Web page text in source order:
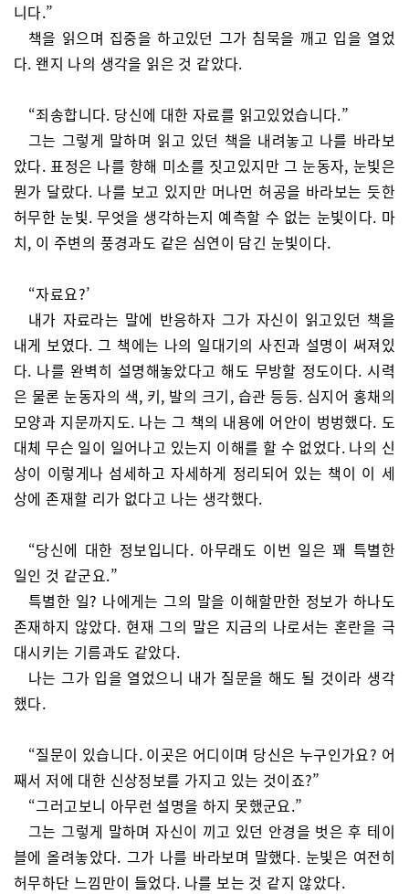
니다.”
책을 읽으며 집중을 하고있던 그가 침묵을 깨고 입을 열었
다. 왠지 나의 생각을 읽은 것 같았다.
“죄송합니다. 당신에 대한 자료를 읽고있었습니다.”
그는 그렇게 말하며 읽고 있던 책을 내려놓고 나를 바라보
았다. 표정은 나를 향해 미소를 짓고있지만 그 눈동자, 눈빛은
뭔가 달랐다. 나를 보고 있지만 머나먼 허공을 바라보는 듯한
허무한 눈빛. 무엇을 생각하는지 예측할 수 없는 눈빛이다. 마
치, 이 주변의 풍경과도 같은 심연이 담긴 눈빛이다.
“자료요?’
내가 자료라는 말에 반응하자 그가 자신이 읽고있던 책을
내게 보였다. 그 책에는 나의 일대기의 사진과 설명이 써져있
다. 나를 완벽히 설명해놓았다고 해도 무방할 정도이다. 시력
은 물론 눈동자의 색, 키, 발의 크기, 습관 등등. 심지어 홍채의
모양과 지문까지도. 나는 그 책의 내용에 어안이 벙벙했다. 도
대체 무슨 일이 일어나고 있는지 이해를 할 수 없었다. 나의 신
상이 이렇게나 섬세하고 자세하게 정리되어 있는 책이 이 세
상에 존재할 리가 없다고 나는 생각했다.
“당신에 대한 정보입니다. 아무래도 이번 일은 꽤 특별한
일인 것 같군요.”
특별한 일? 나에게는 그의 말을 이해할만한 정보가 하나도
존재하지 않았다. 현재 그의 말은 지금의 나로서는 혼란을 극
대시키는 기름과도 같았다.
나는 그가 입을 열었으니 내가 질문을 해도 될 것이라 생각
했다.
“질문이 있습니다. 이곳은 어디이며 당신은 누구인가요? 어
째서 저에 대한 신상정보를 가지고 있는 것이죠?”
“그러고보니 아무런 설명을 하지 못했군요.”
그는 그렇게 말하며 자신이 끼고 있던 안경을 벗은 후 테이
블에 올려놓았다. 그가 나를 바라보며 말했다. 눈빛은 여전히
허무하단 느낌만이 들었다. 나를 보는 것 같지 않았다.